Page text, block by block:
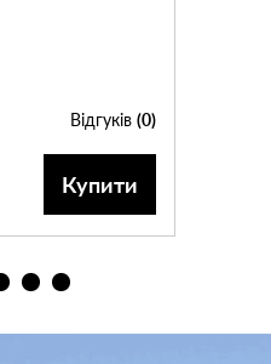
Відгуків (0)
Купити